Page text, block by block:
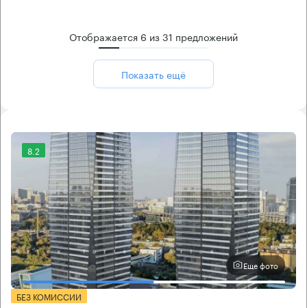
Отображается 6 из31 предложений
Показать ещё
8.2
Еще фото
БЕЗ КОМИССИИ